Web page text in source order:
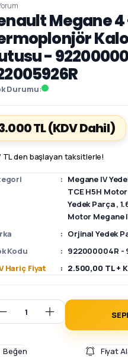
Megane 4
-
Durumu
TL(KDV Dahil)
TL den başlayan taksitlerle!
Megane IV
TCE H5H
Yedek Parça,
Motor Megane
Orjinal Yedek
Kodu
922000004R -
Hariç Fiyat
2.500,00 TL +
Fiyat